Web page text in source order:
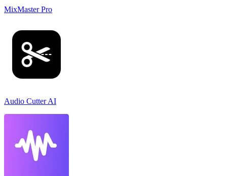
MixMaster Pro
Audio Cutter AI